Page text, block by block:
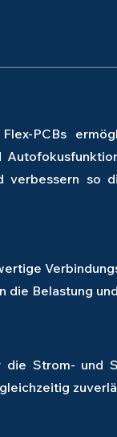
PCBs
verbessern so
die Belastung
Strom- und